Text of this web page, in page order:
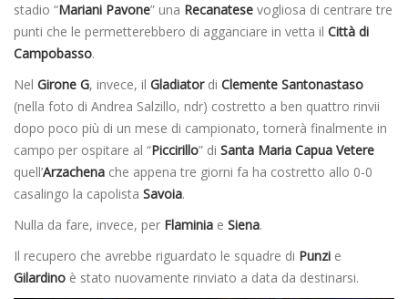
stadio “Mariani Pavone” una Recanatese vogliosa di centrare tre
punti che le permetterebbero di agganciare in vetta il Città di
Campobasso.
Nel Girone G, invece, il Gladiatordi Clemente Santonastaso
(nella foto di Andrea Salzillo, ndr) costretto a ben quattro rinvii
dopo poco più di un mese di campionato, tornerà finalmente in
campo per ospitare al “Piccirillo” di Santa Maria Capua Vetere
quell’Arzachena che appena tre giorni fa ha costretto allo 0-0
casalingo la capolista Savoia.
Nulla da fare, invece, per Flaminia e Siena.
Il recupero che avrebbe riguardato le squadre di Punzi e
Gilardino è stato nuovamente rinviato a data da destinarsi.